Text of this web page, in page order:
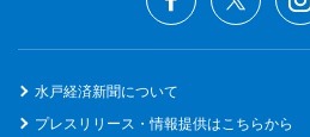
水戸経済新聞について
プレスリリース・情報提供はこちらから